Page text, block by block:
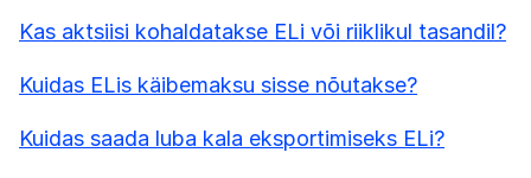
Kas aktsiisi kohaldatakse ELi või riiklikul tasandil?
Kuidas ELis käibemaksu sisse nõutakse?
Kuidas saada luba kala eksportimiseks ELi?